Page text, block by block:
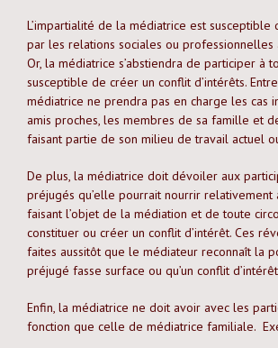
L’impartialité de la médiatrice est susceptible
par les relations sociales ou professionnelles
Or, la médiatrice s’abstiendra de participer à
susceptible de créer un conflit d’intérêts.
médiatrice ne prendra pas en charge les cas
amis proches, les membres de sa famille et
faisant partie de son milieu de travail actuel
De plus, la médiatrice doit dévoiler aux
préjugés qu’elle pourrait nourrir relativement
faisant l’objet de la médiation et de toute
constituer ou créer un conflit d’intérêt. Ces
faites aussitôt que le médiateur reconnaît la
préjugé fasse surface ou qu’un conflit
Enfin, la médiatrice ne doit avoir avec les
fonction que celle de médiatrice familiale.